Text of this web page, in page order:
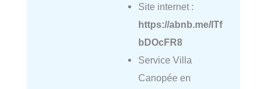
Site internet :
https://abnb.me/lTf
bDOcFR8
Service Villa
Canopée en